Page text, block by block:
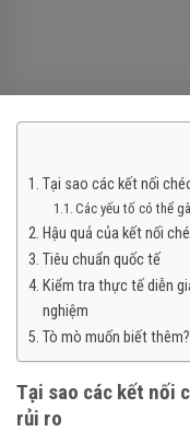
Tại sao các kết nối
Các yếu tố có thể
Hậu quả của kết nối
Tiêu chuẩn quốc tế
Kiểm tra thực tế diễn
nghiệm
Tò mò muốn biết thêm?
Tại sao các kết nối
rủi ro